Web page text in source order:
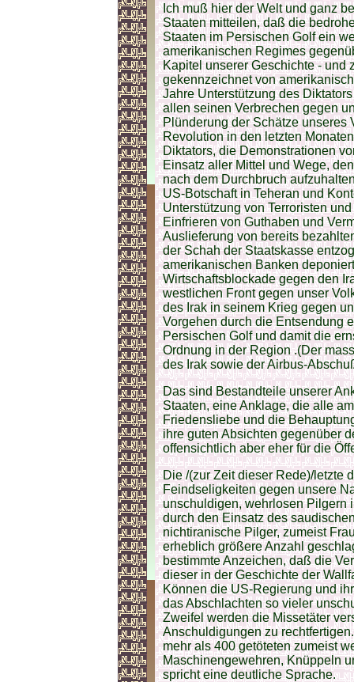
Ich muß hier der Welt und ganz
Staaten mitteilen, daß die
Staaten im Persischen Golf ein
amerikanischen Regimes
Kapitel unserer Geschichte - und
gekennzeichnet von
Jahre Unterstützung des
allen seinen Verbrechen gegen
Plünderung der Schätze unseres
Revolution in den letzten
Diktators, die Demonstrationen
Einsatz aller Mittel und Wege,
nach dem Durchbruch
US-Botschaft in Teheran und
Unterstützung von Terroristen
Einfrieren von Guthaben und
Auslieferung von bereits
der Schah der Staatskasse
amerikanischen Banken
Wirtschaftsblockade gegen den
westlichen Front gegen unser
des Irak in seinem Krieg gegen
Vorgehen durch die Entsendung
Persischen Golf und damit die
Ordnung in der Region .(Der
des Irak sowie der Airbus-
Das sind Bestandteile unserer
Staaten, eine Anklage, die alle
Friedensliebe und die
ihre guten Absichten gegenüber
offensichtlich aber eher für die
Die /(zur Zeit dieser Rede)/letzte
Feindseligkeiten gegen unsere
unschuldigen, wehrlosen Pilgern
durch den Einsatz des
nichtiranische Pilger, zumeist
erheblich größere Anzahl
bestimmte Anzeichen, daß die
dieser in der Geschichte der
Können die US-Regierung und
das Abschlachten so vieler
Zweifel werden die Missetäter
Anschuldigungen zu
mehr als 400 getöteten zumeist
Maschinengewehren, Knüppeln
spricht eine deutliche Sprache.